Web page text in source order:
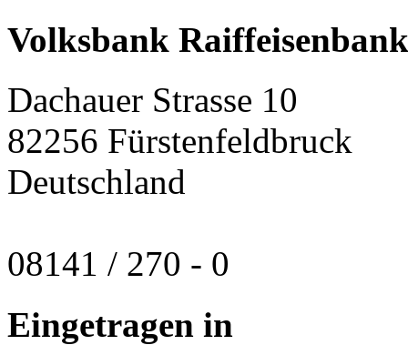
Volksbank
Dachauer Strasse 10
82256 Fürstenfeldbruck
Deutschland
08141 / 270 - 0
Eingetragen in